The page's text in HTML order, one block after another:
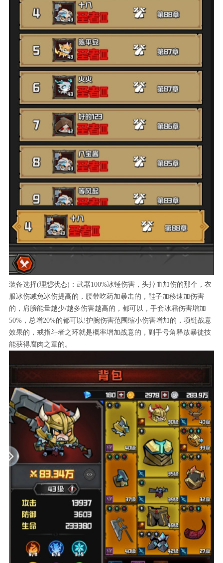
装备选择(理想状态)：武器100%冰锤伤害，头掉血加伤的那个，衣
服冰伤减免冰伤提高的，腰带吃药加暴击的，鞋子加移速加伤害
的，肩膀能量越少/越多伤害越高的，都可以，手套冰霜伤害增加
50%，总增20%的都可以!护腕伤害范围缩小伤害增加的，项链战意
效果的，戒指斗者之环就是概率增加战意的，副手号角释放暴徒技
能获得腐肉之章的。